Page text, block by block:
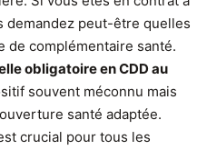
demandez peut-être quelles
de complémentaire santé.
obligatoire en CDD au
souvent méconnu mais
santé adaptée.
crucial pour tous les